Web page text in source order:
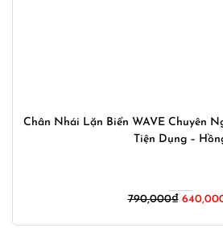
Chân Nhái Lặn Biển WAVE Chuyên
Tiện Dụng –
790,000₫ Giá